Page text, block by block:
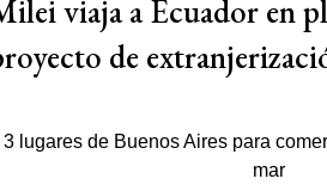
viaja a Ecuador en
de